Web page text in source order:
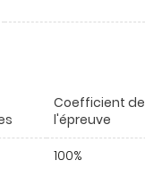
Coefficient de
l'épreuve
100%